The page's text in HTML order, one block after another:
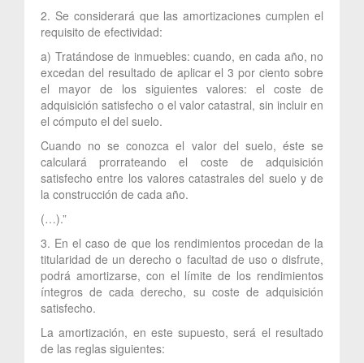
2. Se considerará que las amortizaciones cumplen el
requisito de efectividad:
a) Tratándose de inmuebles: cuando, en cada año, no
excedan del resultado de aplicar el 3 por ciento sobre
el mayor de los siguientes valores: el coste de
adquisición satisfecho o el valor catastral, sin incluir en
el cómputo el del suelo.
Cuando no se conozca el valor del suelo, éste se
calculará prorrateando el coste de adquisición
satisfecho entre los valores catastrales del suelo y de
la construcción de cada año.
(…).”
3. En el caso de que los rendimientos procedan de la
titularidad de un derecho o facultad de uso o disfrute,
podrá amortizarse, con el límite de los rendimientos
íntegros de cada derecho, su coste de adquisición
satisfecho.
La amortización, en este supuesto, será el resultado
de las reglas siguientes: